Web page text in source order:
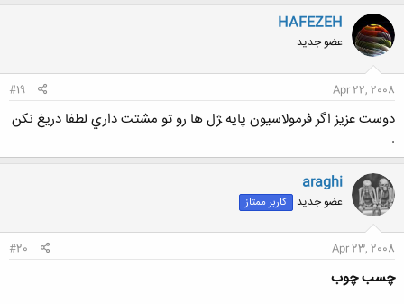
HAFEZEH
عضو جدید
Apr 22, 2008
#19
دوست عزيز اگر فرمولاسيون پايه ‍ژل ها رو تو مشتت داري لطفا دريغ نكن
.
araghi
عضو جدید کاربر ممتاز
Apr 23, 2008
#20
چسب چوب